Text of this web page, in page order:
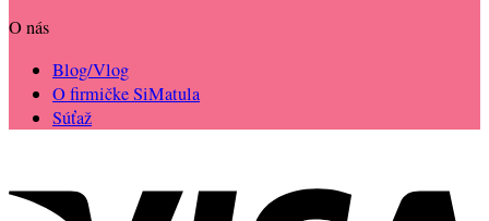
O nás
Blog/Vlog
O firmičke SiMatula
Súťaž